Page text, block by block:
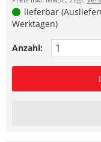
lieferbar
Werktagen)
Anzahl: